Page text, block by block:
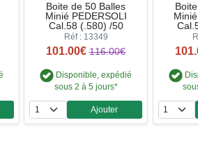
Boite de 50 Balles
Minié PEDERSOLI
Cal.58 (.580) /50
Réf : 13349
101.00€ 116.00€
Disponible, expédié
sous 2 à 5 jours*
Quantité
Ajouter